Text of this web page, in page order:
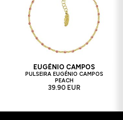
EUGÉNIO CAMPOS
PULSEIRA EUGÉNIO CAMPOS
PEACH
39.90 EUR